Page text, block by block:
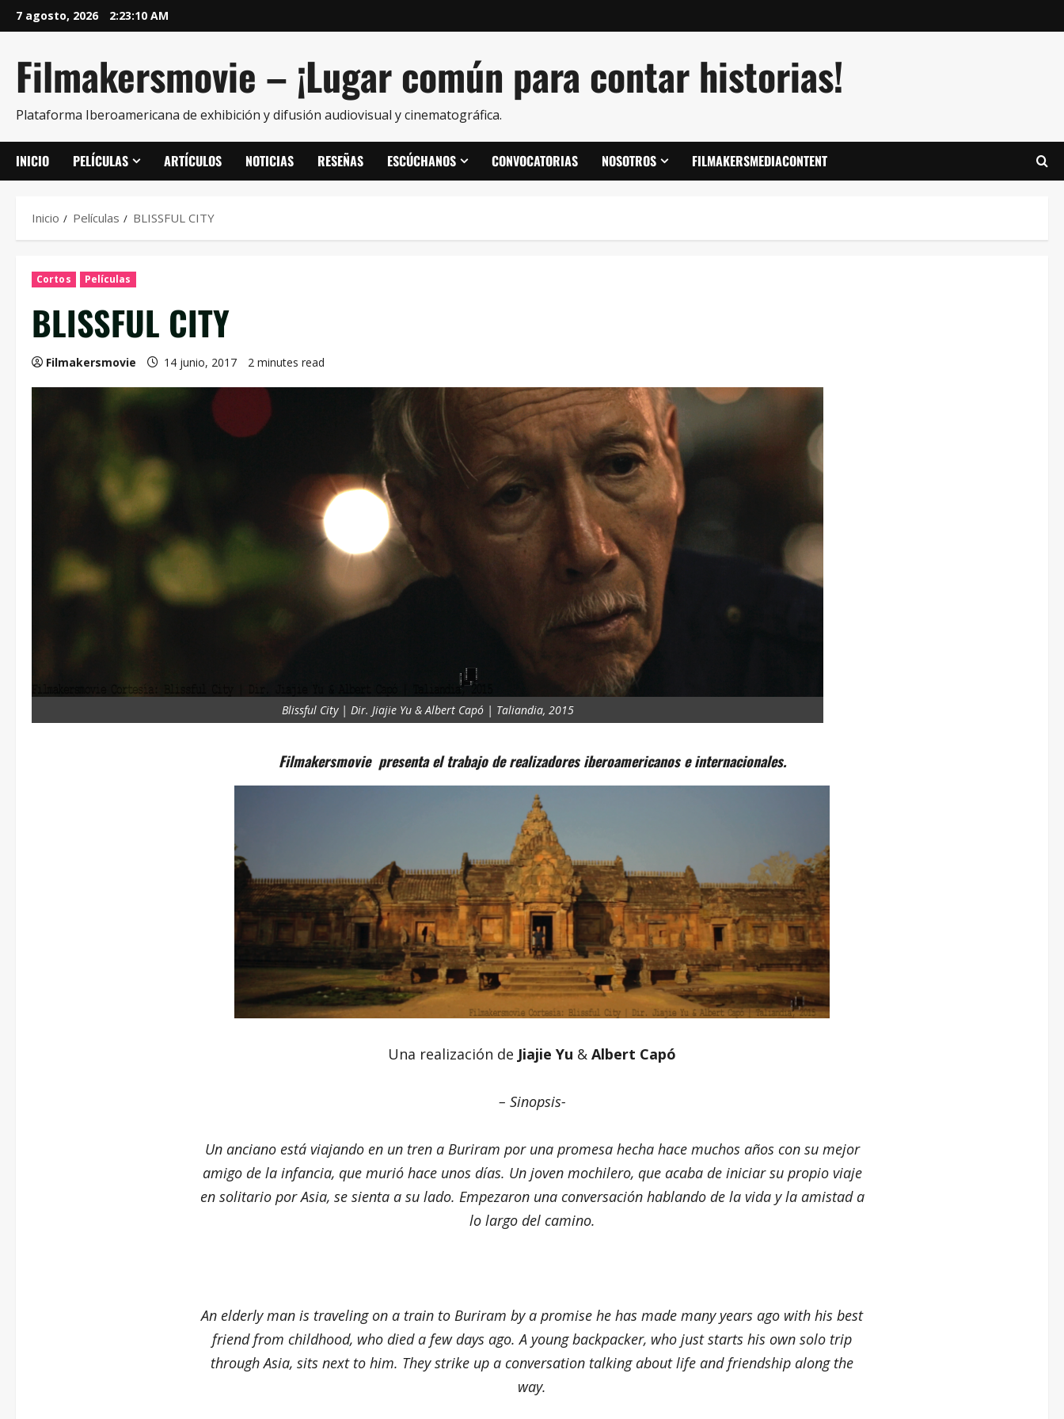
7 agosto, 2026 2:23:11 AM
Filmakersmovie – ¡Lugar común para contar historias!
Plataforma Iberoamericana de exhibición y difusión audiovisual y cinematográfica.
INICIO PELÍCULAS ARTÍCULOS NOTICIAS RESEÑAS ESCÚCHANOS CONVOCATORIAS NOSOTROS FILMAKERSMEDIACONTENT
Inicio Películas BLISSFUL CITY
Cortos Películas
BLISSFUL CITY
Filmakersmovie 14 junio, 2017 2 minutes read
Blissful City | Dir. Jiajie Yu & Albert Capó | Taliandia, 2015
Filmakersmovie presenta el trabajo de realizadores iberoamericanos e internacionales.
Una realización de Jiajie Yu & Albert Capó
– Sinopsis-
Un anciano está viajando en un tren a Buriram por una promesa hecha hace muchos años con su mejor
amigo de la infancia, que murió hace unos días. Un joven mochilero, que acaba de iniciar su propio viaje
en solitario por Asia, se sienta a su lado. Empezaron una conversación hablando de la vida y la amistad a
lo largo del camino.
An elderly man is traveling on a train to Buriram by a promise he has made many years ago with his best
friend from childhood, who died a few days ago. A young backpacker, who just starts his own solo trip
through Asia, sits next to him. They strike up a conversation talking about life and friendship along the
way.